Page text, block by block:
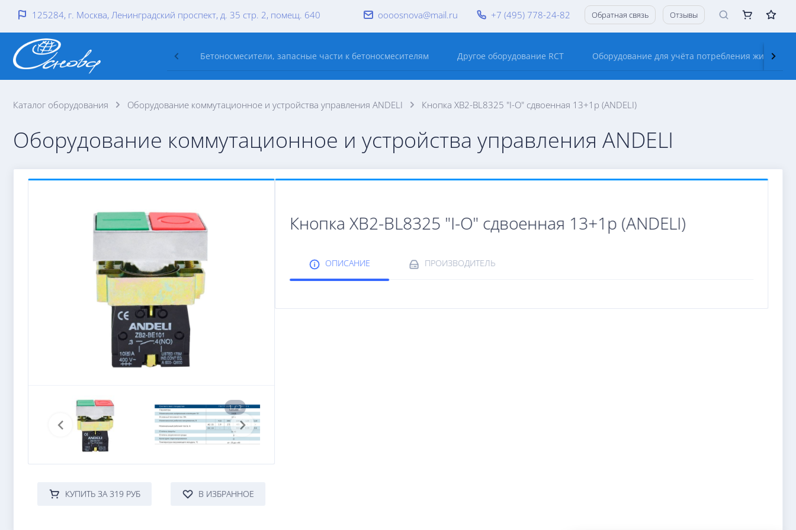
125284, г. Москва, Ленинградский проспект, д. 35 стр. 2, помещ. 640 oooosnova@mail.ru +7 (495) 778-24-82 Обратная связь Отзывы
Бетоносмесители, запасные части к бетоносмесителям Другое оборудование RCT Оборудование для учёта потребления жидкостей
Каталог оборудования Оборудование коммутационное и устройства управления ANDELI Кнопка XB2-BL8325 "I-O" сдвоенная 13+1р (ANDELI)
Оборудование коммутационное и устройства управления ANDELI
1 / 2
КУПИТЬ ЗА 319 РУБ В ИЗБРАННОЕ
Кнопка XB2-BL8325 "I-O" сдвоенная 13+1р (ANDELI)
ОПИСАНИЕ ПРОИЗВОДИТЕЛЬ